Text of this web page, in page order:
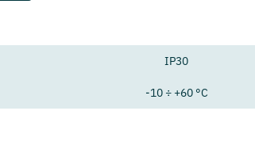
IP30
-10 ÷ +60 °C